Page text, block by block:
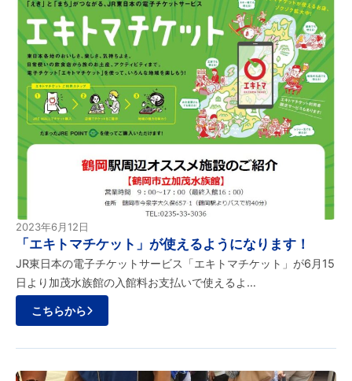
2023年6月12日
「エキトマチケット」が使えるようになります！
JR東日本の電子チケットサービス「エキトマチケット」が6月15
日より加茂水族館の入館料お支払いで使えるよ…
こちらから